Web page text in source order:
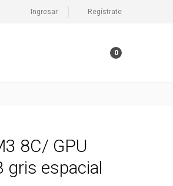
Ingresar Regístrate
0
8C/ GPU
gris espacial